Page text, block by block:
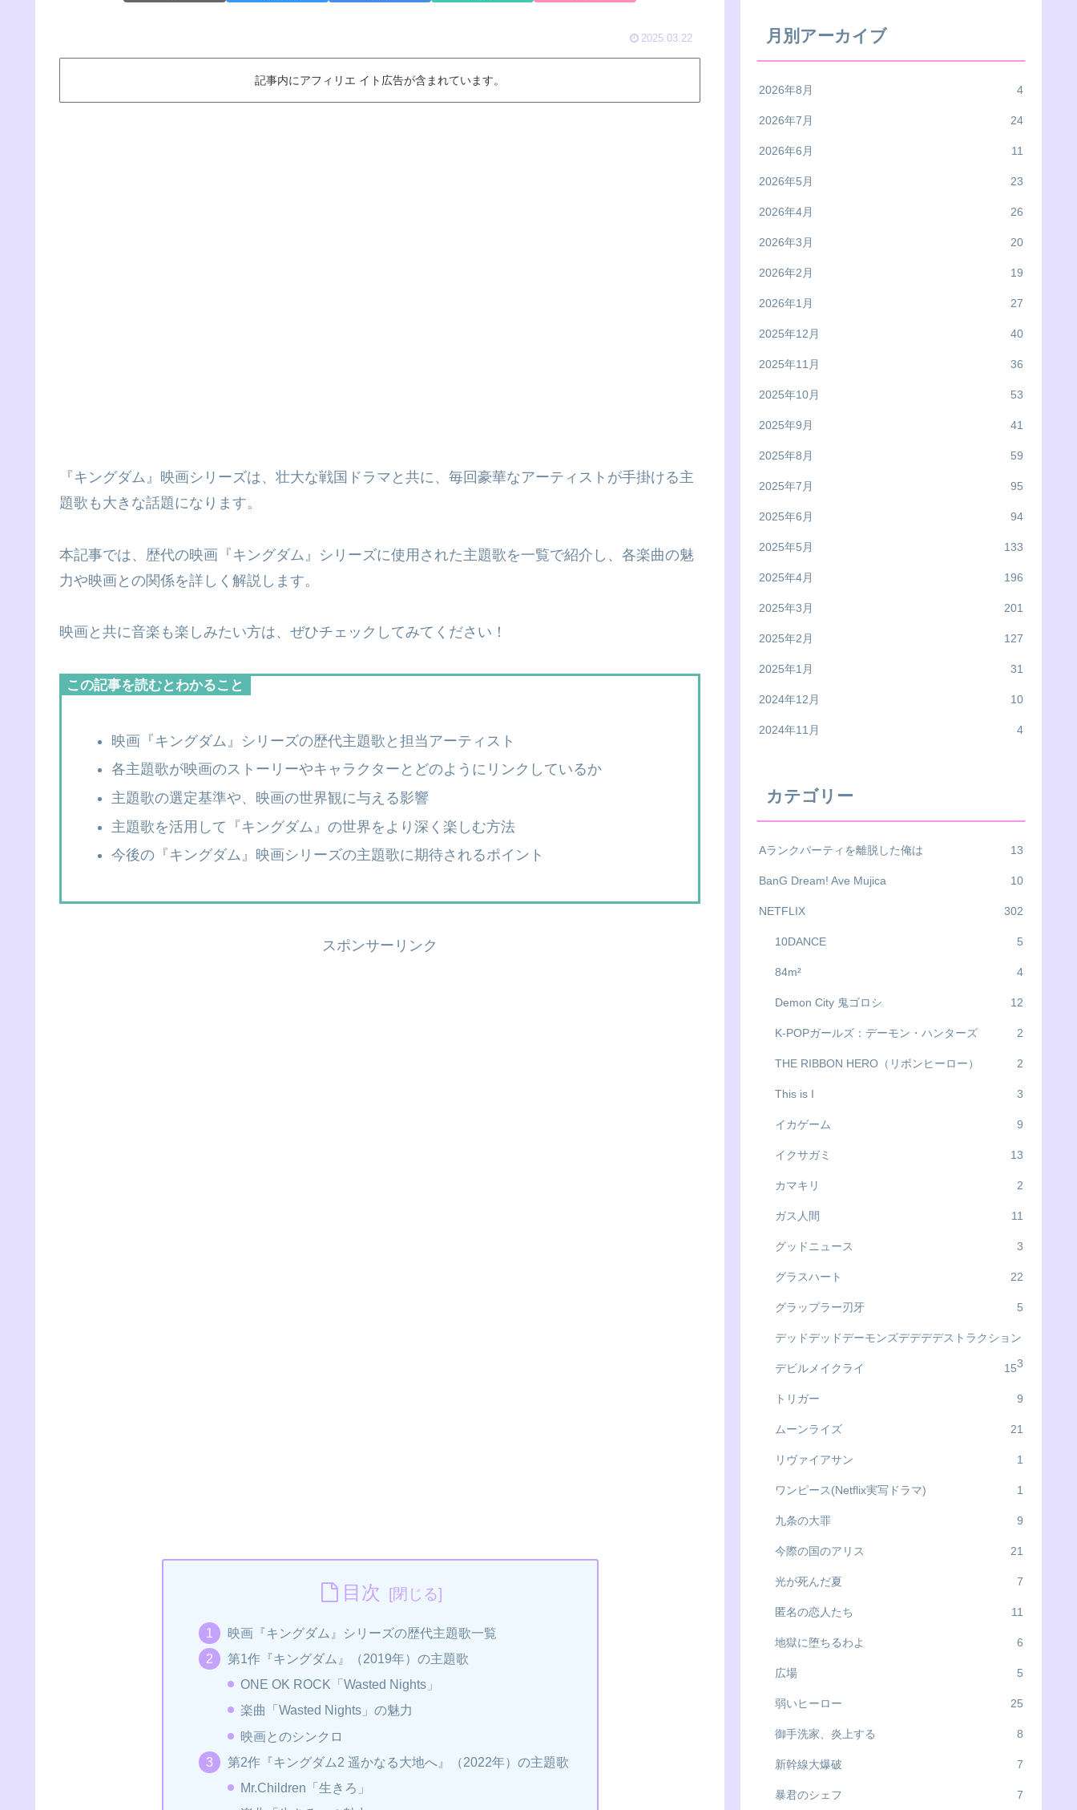
2025.03.22
記事内にアフィリエ イト広告が含まれています。
『キングダム』映画シリーズは、壮大な戦国ドラマと共に、毎回豪華なアーティストが手掛ける主
題歌も大きな話題になります。
本記事では、歴代の映画『キングダム』シリーズに使用された主題歌を一覧で紹介し、各楽曲の魅
力や映画との関係を詳しく解説します。
映画と共に音楽も楽しみたい方は、ぜひチェックしてみてください！
この記事を読むとわかること
映画『キングダム』シリーズの歴代主題歌と担当アーティスト
各主題歌が映画のストーリーやキャラクターとどのようにリンクしているか
主題歌の選定基準や、映画の世界観に与える影響
主題歌を活用して『キングダム』の世界をより深く楽しむ方法
今後の『キングダム』映画シリーズの主題歌に期待されるポイント
スポンサーリンク
目次
映画『キングダム』シリーズの歴代主題歌一覧
第1作『キングダム』（2019年）の主題歌
ONE OK ROCK「Wasted Nights」
楽曲「Wasted Nights」の魅力
映画とのシンクロ
第2作『キングダム2 遥かなる大地へ』（2022年）の主題歌
Mr.Children「生きろ」
月別アーカイブ
2026年8月 4
2026年7月 24
2026年6月 11
2026年5月 23
2026年4月 26
2026年3月 20
2026年2月 19
2026年1月 27
2025年12月 40
2025年11月 36
2025年10月 53
2025年9月 41
2025年8月 59
2025年7月 95
2025年6月 94
2025年5月 133
2025年4月 196
2025年3月 201
2025年2月 127
2025年1月 31
2024年12月 10
2024年11月 4
カテゴリー
Aランクパーティを離脱した俺は 13
BanG Dream! Ave Mujica 10
NETFLIX 302
10DANCE 5
84m² 4
Demon City 鬼ゴロシ 12
K-POPガールズ：デーモン・ハンターズ 2
THE RIBBON HERO（リボンヒーロー） 2
This is I 3
イカゲーム 9
イクサガミ 13
カマキリ 2
ガス人間 11
グッドニュース 3
グラスハート 22
グラップラー刃牙 5
デッドデッドデーモンズデデデデストラクション
3
デビルメイクライ 15
トリガー 9
ムーンライズ 21
リヴァイアサン 1
ワンピース(Netflix実写ドラマ) 1
九条の大罪 9
今際の国のアリス 21
光が死んだ夏 7
匿名の恋人たち 11
地獄に堕ちるわよ 6
広場 5
弱いヒーロー 25
御手洗家、炎上する 8
新幹線大爆破 7
暴君のシェフ 7